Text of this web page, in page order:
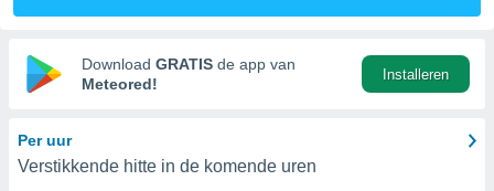
op basis
Download GRATIS de app van
Meteored!
Installeren
Per uur
Verstikkende hitte in de komende uren